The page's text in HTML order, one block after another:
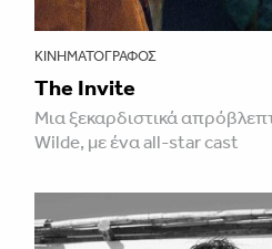
ΚΙΝΗΜΑΤΟΓΡΆΦΟΣ
The Invite
Μια ξεκαρδιστικά
Wilde, με ένα all-star cast